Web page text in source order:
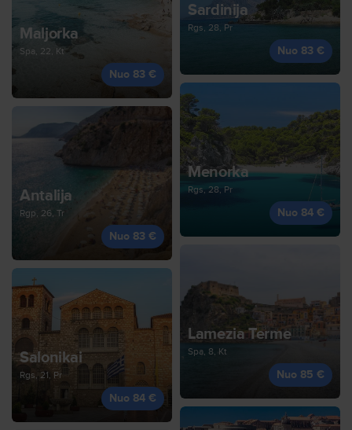
Maljorka
Spa, 22, Kt
Nuo 83 €
Sardinija
Rgs, 28, Pr
Nuo 83 €
Antalija
Rgp, 26, Tr
Nuo 83 €
Menorka
Rgs, 28, Pr
Nuo 84 €
Salonikai
Rgs, 21, Pr
Nuo 84 €
Lamezia Terme
Spa, 8, Kt
Nuo 85 €